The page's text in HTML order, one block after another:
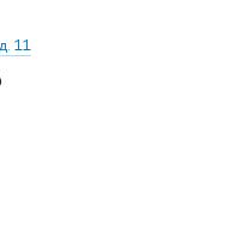
11